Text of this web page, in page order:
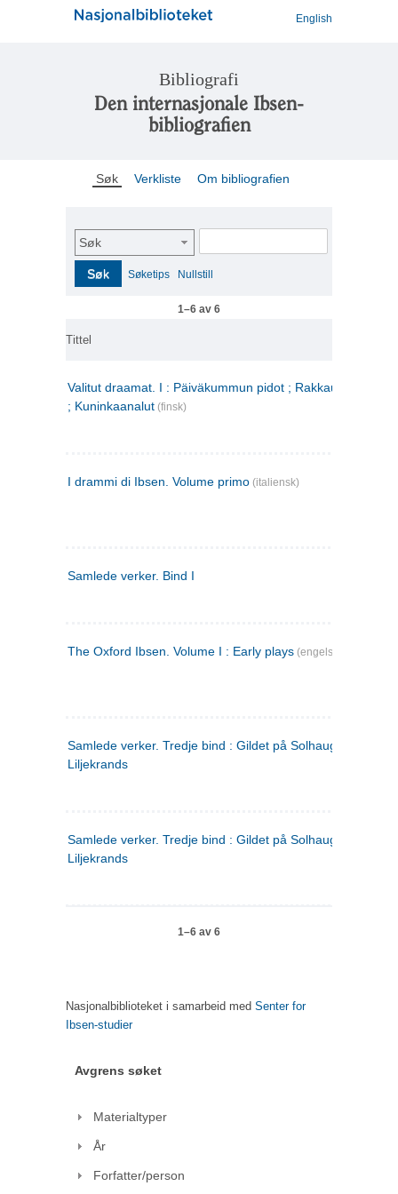
English
Bibliografi
Den internasjonale Ibsen-
bibliografien
Søk Verkliste Om bibliografien
Søk
Søk Søketips Nullstill
1–6 av 6
Tittel
Valitut draamat. I : Päiväkummun pidot ; Rakkauden
; Kuninkaanalut (finsk)
I drammi di Ibsen. Volume primo (italiensk)
Samlede verker. Bind I
The Oxford Ibsen. Volume I : Early plays (engelsk)
Samlede verker. Tredje bind : Gildet på Solhaug ; Olaf
Liljekrands
Samlede verker. Tredje bind : Gildet på Solhaug ; Olaf
Liljekrands
1–6 av 6
Nasjonalbiblioteket i samarbeid med Senter for
Ibsen-studier
Avgrens søket
Materialtyper
År
Forfatter/person